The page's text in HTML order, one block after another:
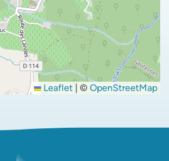
Leaflet | © OpenStreetMap